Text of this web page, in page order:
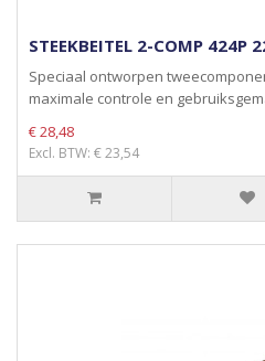
STEEKBEITEL 2-COMP 424P
Speciaal ontworpen
maximale controle en
€ 28,48
Excl. BTW: € 23,54